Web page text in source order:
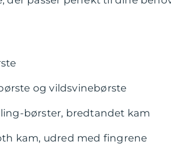
og vildsvinebørste
børster, bredtandet kam
kam, udred med fingrene